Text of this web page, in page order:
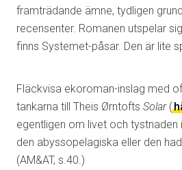
framträdande ämne, tydligen
recensenter. Romanen utspelar
finns Systemet-påsar. Den är lite
Fläckvisa ekoroman-inslag med
tankarna till Theis Ørntofts Solar (
egentligen om livet och tystnaden
den abyssopelagiska eller den
(AM&AT, s.40.)